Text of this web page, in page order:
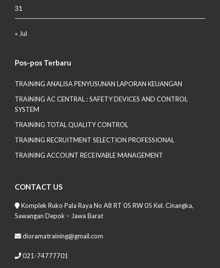
31
« Jul
Pos-pos Terbaru
TRAINING ANALISA PENYUSUNAN LAPORAN KEUANGAN
TRAINING AC CENTRAL : SAFETY DEVICES AND CONTROL
SYSTEM
TRAINING TOTAL QUALITY CONTROL
TRAINING RECRUITMENT SELECTION PROFESSIONAL
TRAINING ACCOUNT RECEIVABLE MANAGEMENT
CONTACT US
Komplek Ruko Pala Raya No A8 RT 05 RW 05 Kel. Cinangka,
Sawangan Depok – Jawa Barat
dioramatraining@gmail.com
021-74777701